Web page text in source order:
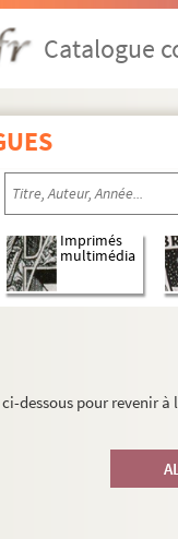
Catalogue
Imprimés
multimédia
dessous pour revenir